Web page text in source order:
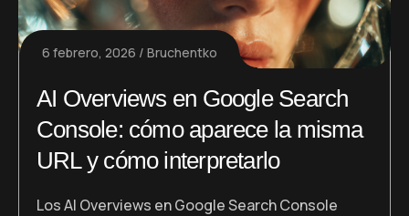
6 febrero, 2026 Bruchentko
AI Overviews en Google Search
Console: cómo aparece la misma
URL y cómo interpretarlo
Los AI Overviews en Google Search Console